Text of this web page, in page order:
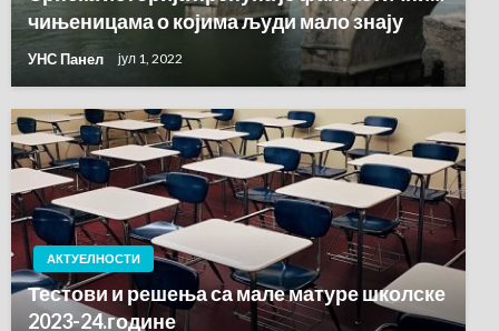
чињеницама о којима људи мало знају
УНС Панел јул 1, 2022
АКТУЕЛНОСТИ
Тестови и решења са мале матуре школске
2023-24.године